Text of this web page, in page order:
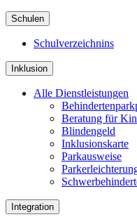
Schulen
Schulverzeichnins
Inklusion
Alle Dienstleistungen
Beratung für
Blindengeld
Inklusionskarte
Parkausweise
Integration